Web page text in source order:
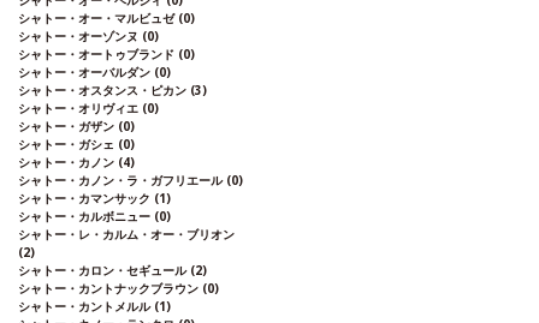
シャトー・オー・マルビュゼ (0)
シャトー・オーゾンヌ (0)
シャトー・オートゥブランド (0)
シャトー・オーバルダン (0)
シャトー・オスタンス・ピカン (3)
シャトー・オリヴィエ (0)
シャトー・ガザン (0)
シャトー・ガシェ (0)
シャトー・カノン (4)
シャトー・カノン・ラ・ガフリエール (0)
シャトー・カマンサック (1)
シャトー・カルボニュー (0)
シャトー・レ・カルム・オー・ブリオン
(2)
シャトー・カロン・セギュール (2)
シャトー・カントナックブラウン (0)
シャトー・カントメルル (1)